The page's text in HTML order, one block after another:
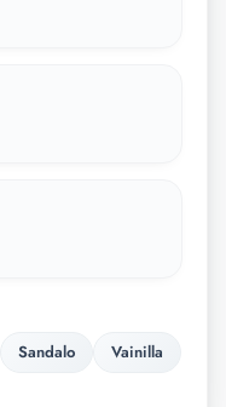
Sandalo
Vainilla